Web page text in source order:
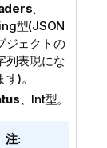
、
型(JSON
ジェクトの
列表現にな
す)。
、Int型。
情
注: